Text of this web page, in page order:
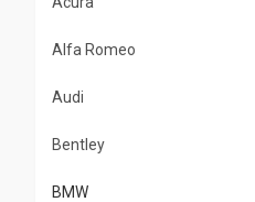
Alfa Romeo
Audi
Bentley
BMW